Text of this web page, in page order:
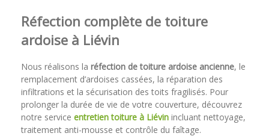
Réfection complète de toiture
ardoise à Liévin
Nous réalisons la réfection de toiture ardoise ancienne, le
remplacement d’ardoises cassées, la réparation des
infiltrations et la sécurisation des toits fragilisés. Pour
prolonger la durée de vie de votre couverture, découvrez
notre service entretien toiture à Liévin incluant nettoyage,
traitement anti-mousse et contrôle du faîtage.